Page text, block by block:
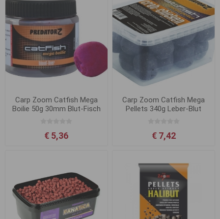
Carp Zoom Catfish Mega
Boilie 50g 30mm Blut-Fisch
€ 5,36
Carp Zoom Catfish Mega
Pellets 340g Leber-Blut
€ 7,42